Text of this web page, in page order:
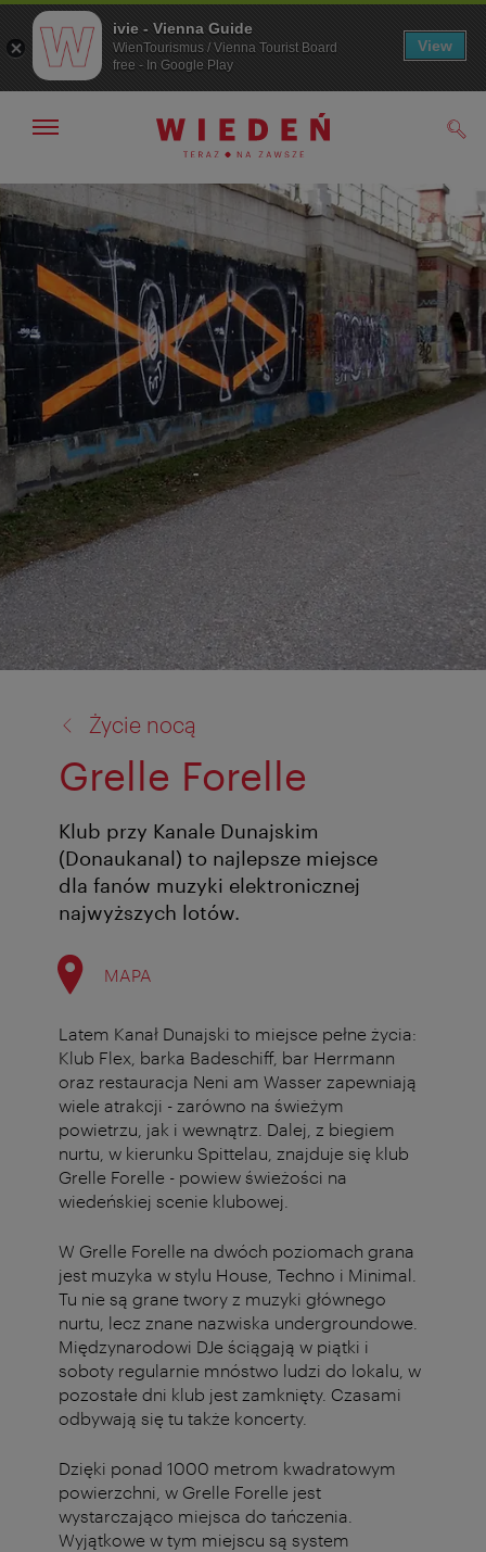
Przejdź
do
nawigacji
Przejdź
do
treści
Pokaż/ukryj
Życie nocą
Grelle Forelle
Klub przy Kanale Dunajskim
(Donaukanal) to najlepsze miejsce
dla fanów muzyki elektronicznej
najwyższych lotów.
MAPA
Latem Kanał Dunajski to miejsce pełne życia:
Klub Flex, barka Badeschiff, bar Herrmann
oraz restauracja Neni am Wasser zapewniają
wiele atrakcji - zarówno na świeżym
powietrzu, jak i wewnątrz. Dalej, z biegiem
nurtu, w kierunku Spittelau, znajduje się klub
Grelle Forelle - powiew świeżości na
wiedeńskiej scenie klubowej.
W Grelle Forelle na dwóch poziomach grana
jest muzyka w stylu House, Techno i Minimal.
Tu nie są grane twory z muzyki głównego
nurtu, lecz znane nazwiska undergroundowe.
Międzynarodowi DJe ściągają w piątki i
soboty regularnie mnóstwo ludzi do lokalu, w
pozostałe dni klub jest zamknięty. Czasami
odbywają się tu także koncerty.
Dzięki ponad 1000 metrom kwadratowym
powierzchni, w Grelle Forelle jest
wystarczająco miejsca do tańczenia.
Wyjątkowe w tym miejscu są system
ivie - Vienna Guide
WienTourismus / Vienna Tourist Board
free - In Google Play
View